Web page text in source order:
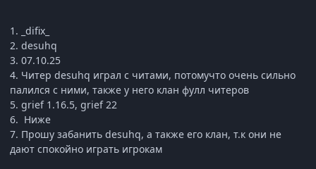
1. _difix_
2. desuhq
3. 07.10.25
4. Читер desuhq играл с читами, потомучто очень сильно
палился с ними, также у него клан фулл читеров
5. grief 1.16.5, grief 22
6. Ниже
7. Прошу забанить desuhq, а также его клан, т.к они не
дают спокойно играть игрокам